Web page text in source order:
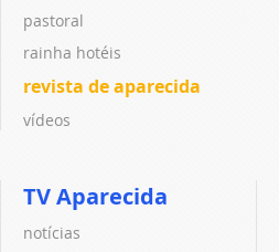
pastoral
rainha hotéis
revista de aparecida
vídeos
TV Aparecida
notícias